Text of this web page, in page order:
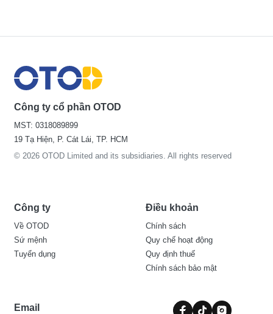
Công ty cổ phần OTOD
MST: 0318089899
19 Tạ Hiện, P. Cát Lái, TP. HCM
© 2026 OTOD Limited and its subsidiaries. All rights reserved
Công ty
Về OTOD
Sứ mệnh
Tuyển dụng
Điều khoản
Chính sách
Quy chế hoạt động
Quy định thuế
Chính sách bảo mật
Email